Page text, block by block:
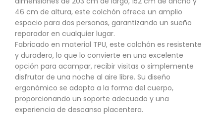
46 cm de altura, este colchón ofrece un amplio
espacio para dos personas, garantizando un sueño
reparador en cualquier lugar.
Fabricado en material TPU, este colchón es resistente
y duradero, lo que lo convierte en una excelente
opción para acampar, recibir visitas o simplemente
disfrutar de una noche al aire libre. Su diseño
ergonómico se adapta a la forma del cuerpo,
proporcionando un soporte adecuado y una
experiencia de descanso placentera.